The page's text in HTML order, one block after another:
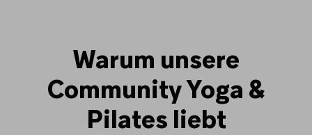
Warum unsere
Community Yoga &
Pilates liebt